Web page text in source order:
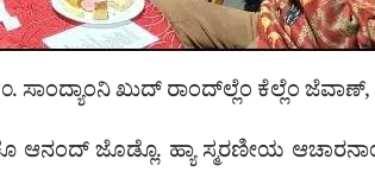
ಖುದ್ ರಾಂದ್‌ಲ್ಲೆಂ ಕೆಲ್ಲೆಂ
ಜೊಡ್ಲೊ. ಹ್ಯಾ ಸ್ಮರಣೀಯ